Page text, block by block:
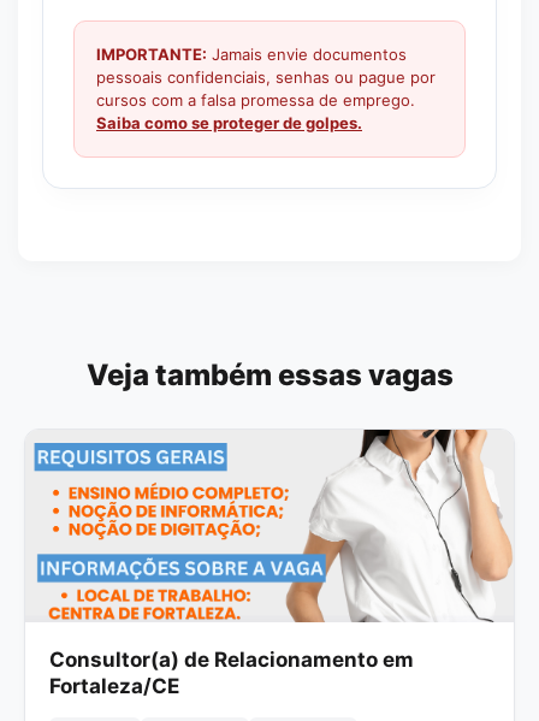
IMPORTANTE: Jamais envie documentos
pessoais confidenciais, senhas ou pague por
cursos com a falsa promessa de emprego.
Saiba como se proteger de golpes.
Veja também essas vagas
Consultor(a) de Relacionamento em
Fortaleza/CE